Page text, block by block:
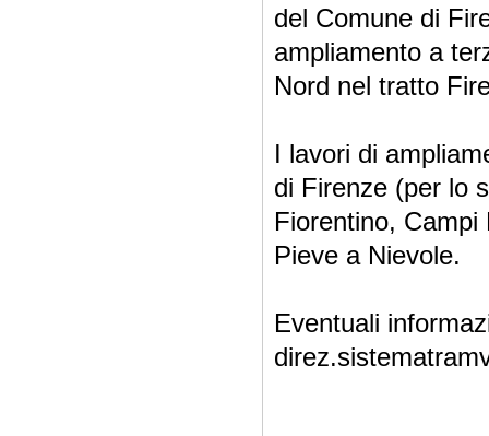
del Comune di
ampliamento a
Nord nel tratto
I lavori di
di Firenze (per lo
Fiorentino, Campi
Pieve a Nievole.
Eventuali